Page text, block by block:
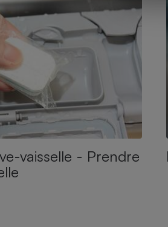
vaisselle - Prendre